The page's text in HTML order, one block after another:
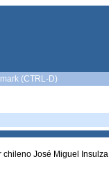
(CTRL-D)
chileno José Miguel Insulza